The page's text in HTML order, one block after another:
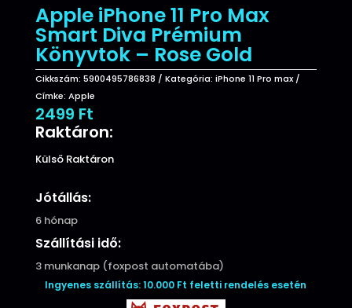
Apple iPhone 11 Pro Max
Smart Diva Prémium
Könyvtok – Rose Gold
Cikkszám: 5900495786838 Kategória: iPhone 11 Pro max
Címke: Apple
2499 Ft
Raktáron:
Külső Raktáron
Jótállás:
6 hónap
Szállítási idő:
3 munkanap (foxpost automatába)
Ingyenes szállítás: 10.000 Ft feletti rendelés esetén